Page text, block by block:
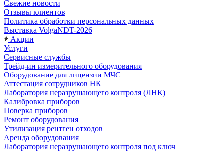
Свежие новости
Отзывы клиентов
Политика обработки персональных данных
Выставка VolgaNDT-2026
Акции
Услуги
Сервисные службы
Трейд-ин измерительного оборудования
Оборудование для лицензии МЧС
Аттестация сотрудников НК
Лаборатория неразрушающего контроля (ЛНК)
Калибровка приборов
Поверка приборов
Ремонт оборудования
Утилизация рентген отходов
Аренда оборудования
Лаборатория неразрушающего контроля под ключ